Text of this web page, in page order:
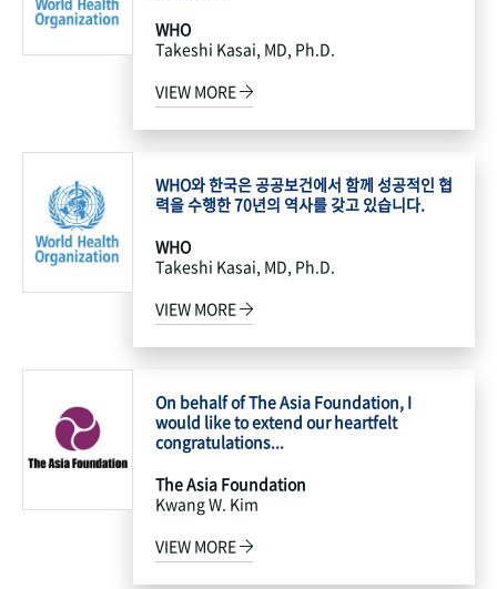
WHO
Takeshi Kasai, MD, Ph.D.
VIEW MORE
WHO와 한국은 공공보건에서 함께 성공적인 협
력을 수행한 70년의 역사를 갖고 있습니다.
WHO
Takeshi Kasai, MD, Ph.D.
VIEW MORE
On behalf of The Asia Foundation, I
would like to extend our heartfelt
congratulations...
The Asia Foundation
Kwang W. Kim
VIEW MORE